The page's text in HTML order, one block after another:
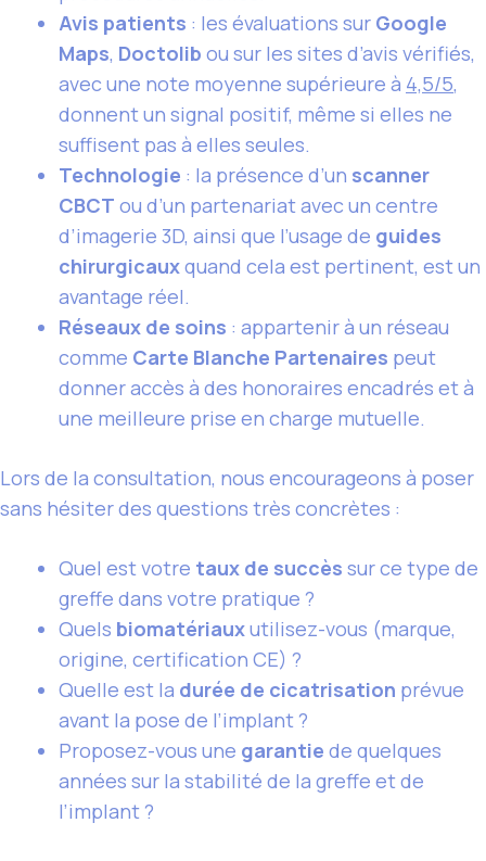
Avis patients : les évaluations sur Google
Maps, Doctolib ou sur les sites d’avis vérifiés,
avec une note moyenne supérieure à 4,5/5,
donnent un signal positif, même si elles ne
suffisent pas à elles seules.
Technologie : la présence d’un scanner
CBCT ou d’un partenariat avec un centre
d’imagerie 3D, ainsi que l’usage de guides
chirurgicauxquand cela est pertinent, est un
avantage réel.
Réseaux de soins : appartenir à un réseau
comme Carte Blanche Partenaires peut
donner accès à des honoraires encadrés et à
une meilleure prise en charge mutuelle.
Lors de la consultation, nous encourageons à poser
sans hésiter des questions très concrètes :
Quel est votre taux de succès sur ce type de
greffe dans votre pratique ?
Quels biomatériauxutilisez-vous (marque,
origine, certification CE) ?
Quelle est la durée de cicatrisation prévue
avant la pose de l’implant ?
Proposez-vous une garantie de quelques
années sur la stabilité de la greffe et de
l’implant ?